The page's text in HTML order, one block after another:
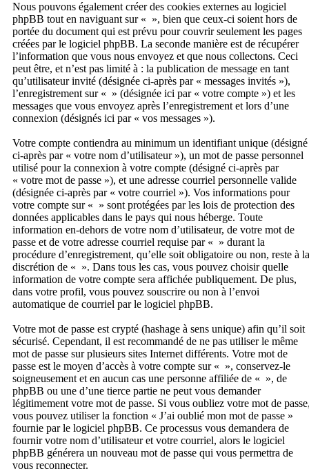
Nous pouvons également créer des cookies externes au logiciel
phpBB tout en naviguant sur « », bien que ceux-ci soient hors de
portée du document qui est prévu pour couvrir seulement les pages
créées par le logiciel phpBB. La seconde manière est de récupérer
l’information que vous nous envoyez et que nous collectons. Ceci
peut être, et n’est pas limité à : la publication de message en tant
qu’utilisateur invité (désignée ci-après par « messages invités »),
l’enregistrement sur « » (désignée ici par « votre compte ») et les
messages que vous envoyez après l’enregistrement et lors d’une
connexion (désignés ici par « vos messages »).
Votre compte contiendra au minimum un identifiant unique (désigné
ci-après par « votre nom d’utilisateur »), un mot de passe personnel
utilisé pour la connexion à votre compte (désigné ci-après par
« votre mot de passe »), et une adresse courriel personnelle valide
(désignée ci-après par « votre courriel »). Vos informations pour
votre compte sur « » sont protégées par les lois de protection des
données applicables dans le pays qui nous héberge. Toute
information en-dehors de votre nom d’utilisateur, de votre mot de
passe et de votre adresse courriel requise par « » durant la
procédure d’enregistrement, qu’elle soit obligatoire ou non, reste à la
discrétion de « ». Dans tous les cas, vous pouvez choisir quelle
information de votre compte sera affichée publiquement. De plus,
dans votre profil, vous pouvez souscrire ou non à l’envoi
automatique de courriel par le logiciel phpBB.
Votre mot de passe est crypté (hashage à sens unique) afin qu’il soit
sécurisé. Cependant, il est recommandé de ne pas utiliser le même
mot de passe sur plusieurs sites Internet différents. Votre mot de
passe est le moyen d’accès à votre compte sur « », conservez-le
soigneusement et en aucun cas une personne affiliée de « », de
phpBB ou une d’une tierce partie ne peut vous demander
légitimement votre mot de passe. Si vous oubliez votre mot de
vous pouvez utiliser la fonction « J’ai oublié mon mot de passe »
fournie par le logiciel phpBB. Ce processus vous demandera de
fournir votre nom d’utilisateur et votre courriel, alors le logiciel
phpBB générera un nouveau mot de passe qui vous permettra de
vous reconnecter.